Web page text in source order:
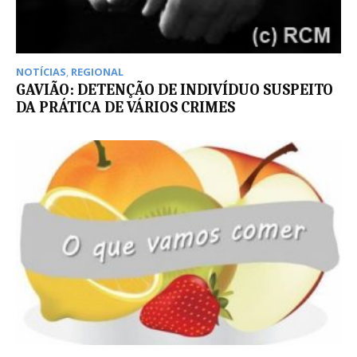
NOTÍCIAS, REGIONAL
GAVIÃO: DETENÇÃO DE INDIVÍDUO SUSPEITO
DA PRÁTICA DE VÁRIOS CRIMES